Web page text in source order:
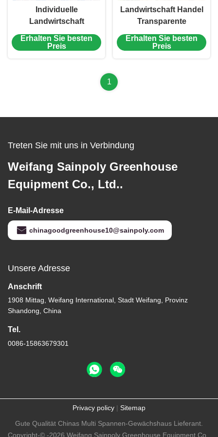
Individuelle
Landwirtschaft
Solarglas Gewächshaus
Doppelglas
Erhalten Sie besten
Preis
Landwirtschaft Handel
Transparente
Solarkollektoren
Gewächshäuser
Erhalten Sie besten
Preis
1
Treten Sie mit uns in Verbindung
Weifang Sainpoly Greenhouse
Equipment Co., Ltd..
E-Mail-Adresse
chinagoodgreenhouse10@sainpoly.com
Unsere Adresse
Anschrift
1908 Mittag, Weifang International, Stadt Weifang, Provinz
Shandong, China
Tel.
0086-15863679301
Privacy policy | Sitemap
Gute Qualität Chinas Multi Spannen-Gewächshaus Lieferant.
Copyright-© -2026 Weifang Sainpoly Greenhouse Equipment Co.,